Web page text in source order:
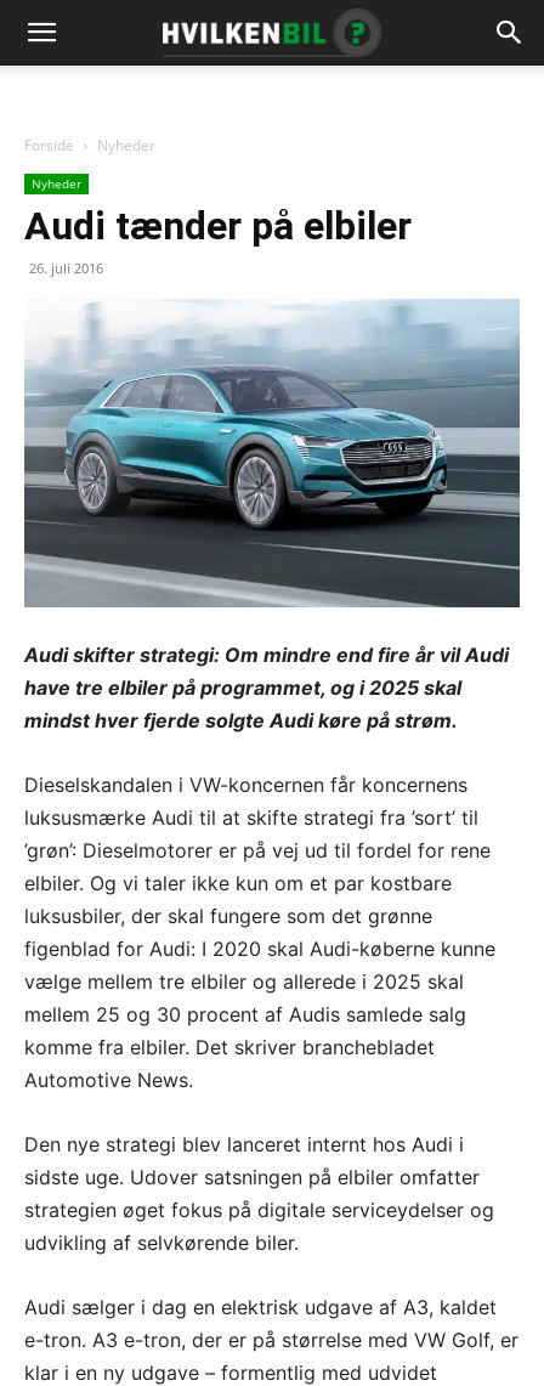
Forside Nyheder
Nyheder
Audi tænder på elbiler
26. juli 2016
Audi skifter strategi: Om mindre end fire år vil Audi
have tre elbiler på programmet, og i 2025 skal
mindst hver fjerde solgte Audi køre på strøm.
Dieselskandalen i VW-koncernen får koncernens
luksusmærke Audi til at skifte strategi fra ’sort’ til
’grøn’: Dieselmotorer er på vej ud til fordel for rene
elbiler. Og vi taler ikke kun om et par kostbare
luksusbiler, der skal fungere som det grønne
figenblad for Audi: I 2020 skal Audi-køberne kunne
vælge mellem tre elbiler og allerede i 2025 skal
mellem 25 og 30 procent af Audis samlede salg
komme fra elbiler. Det skriver branchebladet
Automotive News.
Den nye strategi blev lanceret internt hos Audi i
sidste uge. Udover satsningen på elbiler omfatter
strategien øget fokus på digitale serviceydelser og
udvikling af selvkørende biler.
Audi sælger i dag en elektrisk udgave af A3, kaldet
e-tron. A3 e-tron, der er på størrelse med VW Golf, er
klar i en ny udgave – formentlig med udvidet